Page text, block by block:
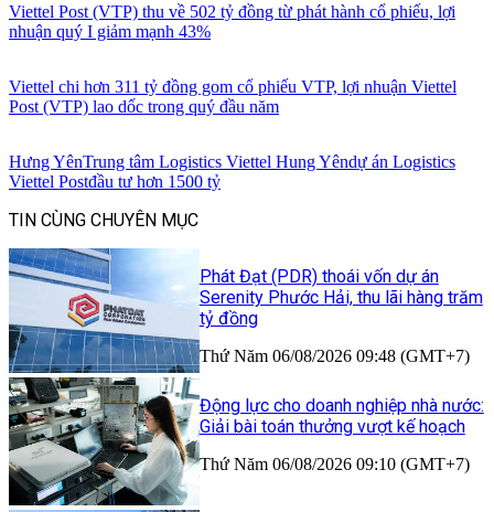
Viettel Post (VTP) thu về 502 tỷ đồng từ phát hành cổ phiếu, lợi
nhuận quý I giảm mạnh 43%
Viettel chi hơn 311 tỷ đồng gom cổ phiếu VTP, lợi nhuận Viettel
Post (VTP) lao dốc trong quý đầu năm
Hưng YênTrung tâm Logistics Viettel Hung Yêndự án Logistics
Viettel Postđầu tư hơn 1500 tỷ
TIN CÙNG CHUYÊN MỤC
Phát Đạt (PDR) thoái vốn dự án
Serenity Phước Hải, thu lãi hàng trăm
tỷ đồng
Thứ Năm 06/08/2026 09:48 (GMT+7)
Động lực cho doanh nghiệp nhà nước:
Giải bài toán thưởng vượt kế hoạch
Thứ Năm 06/08/2026 09:10 (GMT+7)